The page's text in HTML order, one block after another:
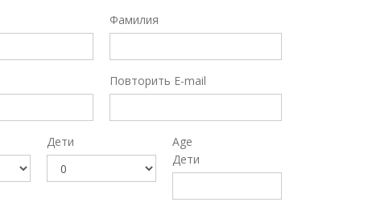
Фамилия
Повторить E-mail
Дети
Age
Дети